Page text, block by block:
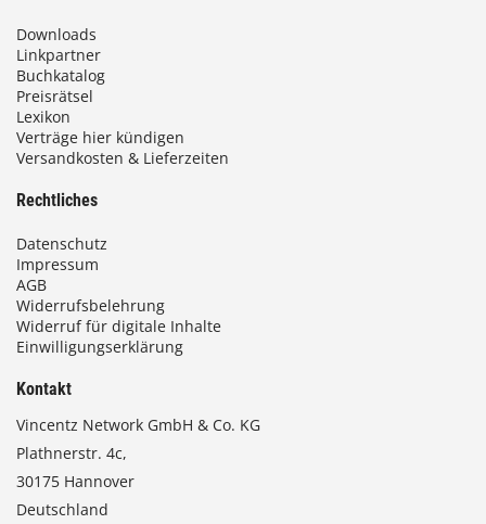
Downloads
Linkpartner
Buchkatalog
Preisrätsel
Lexikon
Verträge hier kündigen
Versandkosten & Lieferzeiten
Rechtliches
Datenschutz
Impressum
AGB
Widerrufsbelehrung
Widerruf für digitale Inhalte
Einwilligungserklärung
Kontakt
Vincentz Network GmbH & Co. KG
Plathnerstr. 4c,
30175 Hannover
Deutschland